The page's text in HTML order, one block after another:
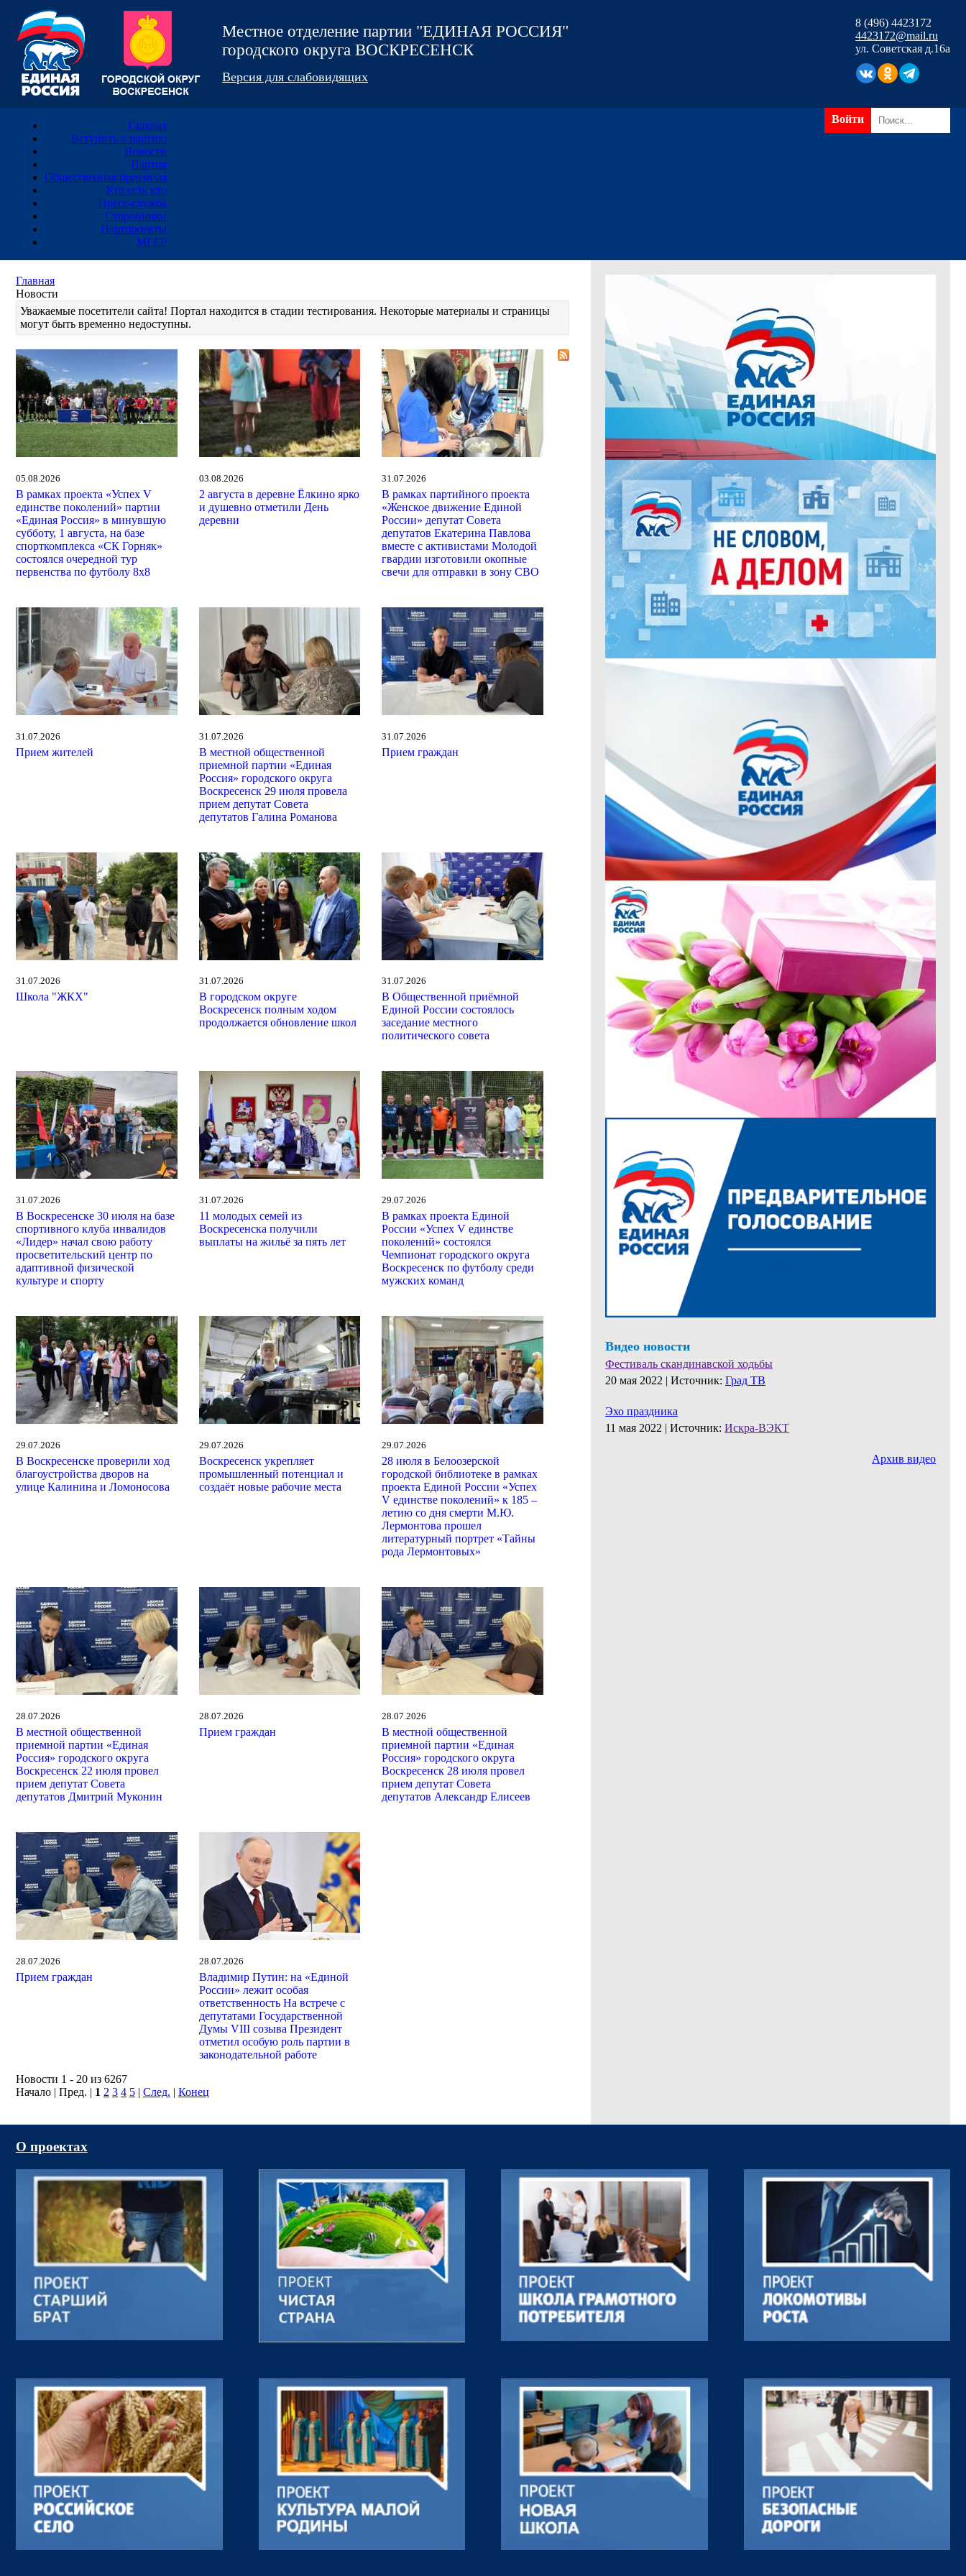
Местное отделение партии "ЕДИНАЯ РОССИЯ"
городского округа ВОСКРЕСЕНСК
Версия для слабовидящих
8 (496) 4423172
4423172@mail.ru
ул. Советская д.16а
Главная
Вступить в партию
Новости
Партия
Общественная приемная
Кто есть кто
Пресс-служба
Сторонники
Партпроекты
МГЕР
Войти
Главная
Новости
Уважаемые посетители сайта! Портал находится в стадии тестирования. Некоторые материалы и страницы
могут быть временно недоступны.
05.08.2026
В рамках проекта «Успех V
единстве поколений» партии
«Единая Россия» в минувшую
субботу, 1 августа, на базе
спорткомплекса «СК Горняк»
состоялся очередной тур
первенства по футболу 8х8
03.08.2026
2 августа в деревне Ёлкино ярко
и душевно отметили День
деревни
31.07.2026
В рамках партийного проекта
«Женское движение Единой
России» депутат Совета
депутатов Екатерина Павлова
вместе с активистами Молодой
гвардии изготовили окопные
свечи для отправки в зону СВО
31.07.2026
Прием жителей
31.07.2026
В местной общественной
приемной партии «Единая
Россия» городского округа
Воскресенск 29 июля провела
прием депутат Совета
депутатов Галина Романова
31.07.2026
Прием граждан
31.07.2026
Школа "ЖКХ"
31.07.2026
В городском округе
Воскресенск полным ходом
продолжается обновление школ
31.07.2026
В Общественной приёмной
Единой России состоялось
заседание местного
политического совета
31.07.2026
В Воскресенске 30 июля на базе
спортивного клуба инвалидов
«Лидер» начал свою работу
просветительский центр по
адаптивной физической
культуре и спорту
31.07.2026
11 молодых семей из
Воскресенска получили
выплаты на жильё за пять лет
29.07.2026
В рамках проекта Единой
России «Успех V единстве
поколений» состоялся
Чемпионат городского округа
Воскресенск по футболу среди
мужских команд
29.07.2026
В Воскресенске проверили ход
благоустройства дворов на
улице Калинина и Ломоносова
29.07.2026
Воскресенск укрепляет
промышленный потенциал и
создаёт новые рабочие места
29.07.2026
28 июля в Белоозерской
городской библиотеке в рамках
проекта Единой России «Успех
V единстве поколений» к 185 –
летию со дня смерти М.Ю.
Лермонтова прошел
литературный портрет «Тайны
рода Лермонтовых»
28.07.2026
В местной общественной
приемной партии «Единая
Россия» городского округа
Воскресенск 22 июля провел
прием депутат Совета
депутатов Дмитрий Муконин
28.07.2026
Прием граждан
28.07.2026
В местной общественной
приемной партии «Единая
Россия» городского округа
Воскресенск 28 июля провел
прием депутат Совета
депутатов Александр Елисеев
28.07.2026
Прием граждан
28.07.2026
Владимир Путин: на «Единой
России» лежит особая
ответственность На встрече с
депутатами Государственной
Думы VIII созыва Президент
отметил особую роль партии в
законодательной работе
Новости 1 - 20 из 6267
Начало | Пред. | 1 2 3 4 5 | След. | Конец
Видео новости
Фестиваль скандинавской ходьбы
20 мая 2022 | Источник: Град ТВ
Эхо праздника
11 мая 2022 | Источник: Искра-ВЭКТ
Архив видео
О проектах